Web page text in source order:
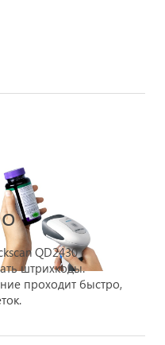
QD2430
штрихкоды.
проходит быстро,